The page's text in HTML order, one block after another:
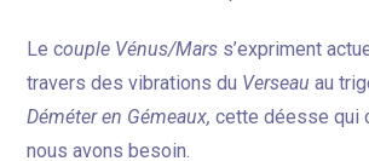
Le couple Vénus/Mars s’expriment
travers des vibrations du Verseau au
Déméter en Gémeaux, cette déesse qui
nous avons besoin.